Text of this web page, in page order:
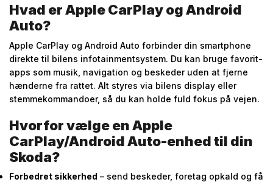
Hvad er Apple CarPlay og Android
Auto?
Apple CarPlay og Android Auto forbinder din smartphone
direkte til bilens infotainmentsystem. Du kan bruge favorit-
apps som musik, navigation og beskeder uden at fjerne
hænderne fra rattet. Alt styres via bilens display eller
stemmekommandoer, så du kan holde fuld fokus på vejen.
Hvorfor vælge en Apple
CarPlay/Android Auto-enhed til din
Skoda?
Forbedret sikkerhed – send beskeder, foretag opkald og få